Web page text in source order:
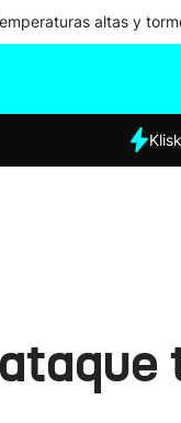
altas y
Klisk